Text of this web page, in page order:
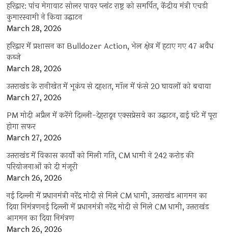
हरिद्वार: पांच मेगावाट सोलर पावर प्लांट राष्ट्र को समर्पित, केंद्रीय मंत्री एचडी
कुमारस्वामी ने किया उद्घाटन
March 28, 2026
हरिद्वार में प्रशासन का Bulldozer Action, भेल क्षेत्र में हटाए गए 47 अवैध
कब्जे
March 28, 2026
उत्तराखंड के रानीखेत में भूकंप से दहशत, मॉल में फंसे 20 घायलों को बचाया
March 27, 2026
PM मोदी अप्रैल में करेंगे दिल्ली-देहरादून एक्सप्रेसवे का उद्घाटन, ढाई घंटे में पूरा
होगा सफर
March 27, 2026
उत्तराखंड में विकास कार्यों को मिली गति, CM धामी ने 242 करोड़ की
परियोजनाओं को दी मंजूरी
March 26, 2026
नई दिल्ली में प्रधानमंत्री नरेंद्र मोदी से मिले CM धामी, उत्तराखंड आगमन का
दिया निमंत्रणनई दिल्ली में प्रधानमंत्री नरेंद्र मोदी से मिले CM धामी, उत्तराखंड
आगमन का दिया निमंत्रण
March 26, 2026